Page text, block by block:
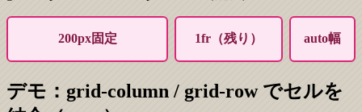
200px固定 1fr（残り） auto幅
デモ：grid-column / grid-row でセルを